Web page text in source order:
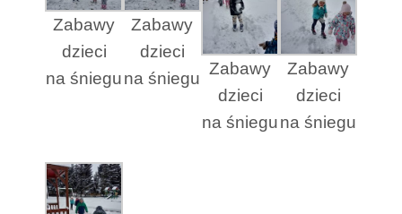
Zabawy
dzieci
na śniegu
Zabawy
dzieci
na śniegu
Zabawy
dzieci
na śniegu
Zabawy
dzieci
na śniegu